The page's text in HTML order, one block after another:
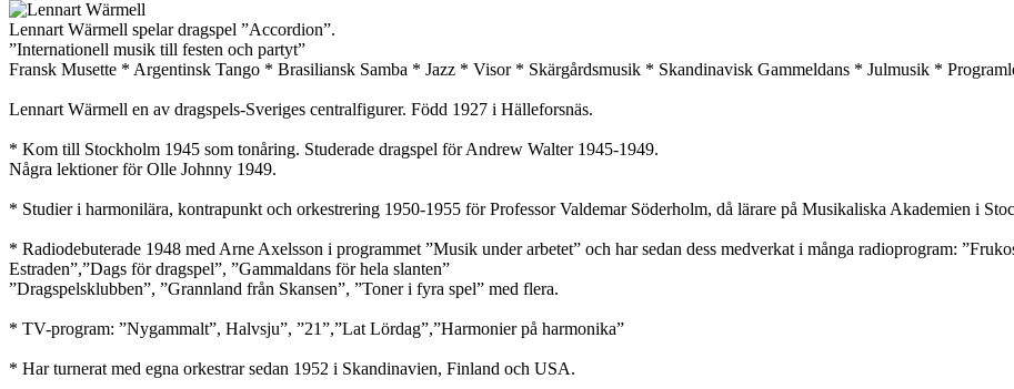
Lennart Wärmell spelar dragspel ”Accordion”.
”Internationell musik till festen och partyt”
Fransk Musette * Argentinsk Tango * Brasiliansk Samba * Jazz * Visor * Skärgårdsmusik * Skandinavisk Gammeldans * Julmusik *
Lennart Wärmell en av dragspels-Sveriges centralfigurer. Född 1927 i Hälleforsnäs.
* Kom till Stockholm 1945 som tonåring. Studerade dragspel för Andrew Walter 1945-1949.
Några lektioner för Olle Johnny 1949.
* Studier i harmonilära, kontrapunkt och orkestrering 1950-1955 för Professor Valdemar Söderholm, då lärare på Musikaliska Akademien i
* Radiodebuterade 1948 med Arne Axelsson i programmet ”Musik under arbetet” och har sedan dess medverkat i många radioprogram:
Estraden”,”Dags för dragspel”, ”Gammaldans för hela slanten”
”Dragspelsklubben”, ”Grannland från Skansen”, ”Toner i fyra spel” med flera.
* TV-program: ”Nygammalt”, Halvsju”, ”21”,”Lat Lördag”,”Harmonier på harmonika”
* Har turnerat med egna orkestrar sedan 1952 i Skandinavien, Finland och USA.